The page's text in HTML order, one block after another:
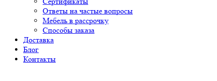
Ответы на частые вопросы
Мебель в рассрочку
Способы заказа
Доставка
Блог
Контакты